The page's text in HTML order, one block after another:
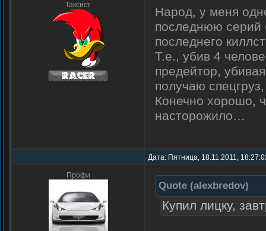
Таксист
Народ, у меня
последнюю серий
последнего
Т.е., убив 4
предейтор,
получаю
Конечно хорошо,
насторожило…
Дата: Пятница, 18.11.2011,
Профи
Quote (alexbredov)
Купил лицку,